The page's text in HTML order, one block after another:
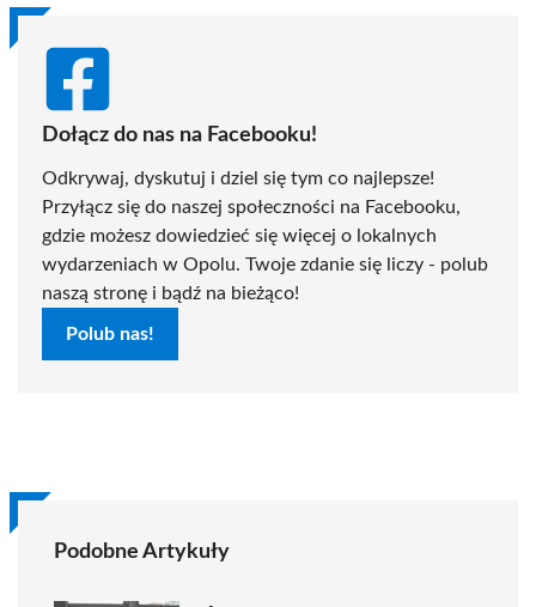
Dołącz do nas na Facebooku!
Odkrywaj, dyskutuj i dziel się tym co najlepsze!
Przyłącz się do naszej społeczności na Facebooku,
gdzie możesz dowiedzieć się więcej o lokalnych
wydarzeniach w Opolu. Twoje zdanie się liczy - polub
naszą stronę i bądź na bieżąco!
Polub nas!
Podobne Artykuły